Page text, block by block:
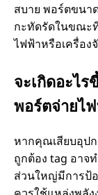
สบาย พอร์ตขนา
กะทัดรัดในขณะ
ไฟฟ้าหรือเครื่อง
จะเกิดอะไ
พอร์ตจ่ายไ
หากคุณเสียบอุป
ถูกต้อง tag อาจ
ส่วนใหญ่มีการป้